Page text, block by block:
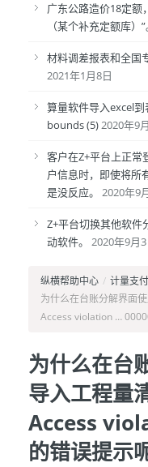
广东公路造价18定额
（某个补充定额库）”
材料调差报表和全国
2021年1月8日
算量软件导入excel
bounds (5)2020年9
客户在Z+平台上正常
户信息时，即使将所
是没反应。
2020年9
Z+平台切换其他软件
动软件。
2020年9月3
纵横帮助中心 / 计量支
为什么在台账分解界面
Access violation …
为什么在台
导入工程量
Access
的错误提示